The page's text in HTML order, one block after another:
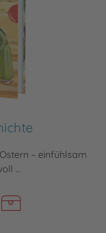
– einfühlsam
...